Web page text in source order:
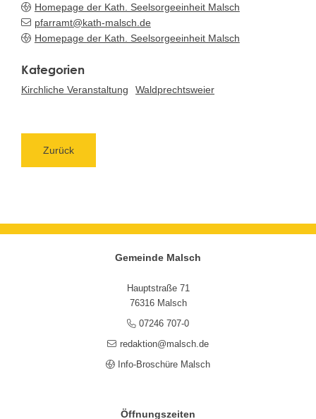
Homepage der Kath. Seelsorgeeinheit Malsch
pfarramt@kath-malsch.de
Homepage der Kath. Seelsorgeeinheit Malsch
Kirchliche Veranstaltung Waldprechtsweier
Zurück
Gemeinde Malsch
Hauptstraße 71
76316 Malsch
07246 707-0
redaktion@malsch.de
Info-Broschüre Malsch
Öffnungszeiten